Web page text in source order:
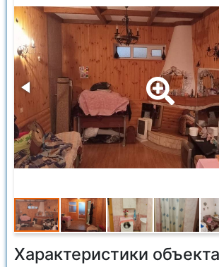
Характеристики объекта